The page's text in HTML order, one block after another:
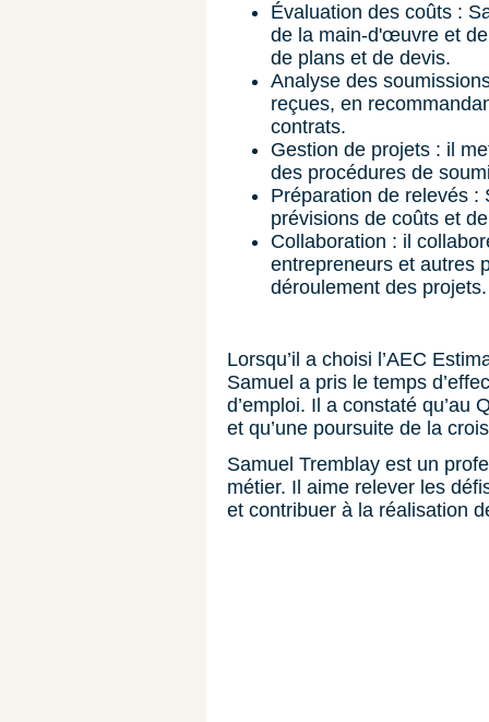
Évaluation des coûts :
de la main-d'œuvre et
de plans et de devis.
Analyse des
reçues, en
contrats.
Gestion de projets : il
des procédures de
Préparation de relevés :
prévisions de coûts et
Collaboration : il
entrepreneurs et autres
déroulement des projets.
Lorsqu’il a choisi l’AEC
Samuel a pris le temps
d’emploi. Il a constaté qu’au
et qu’une poursuite de la
Samuel Tremblay est un
métier. Il aime relever les
et contribuer à la réalisation